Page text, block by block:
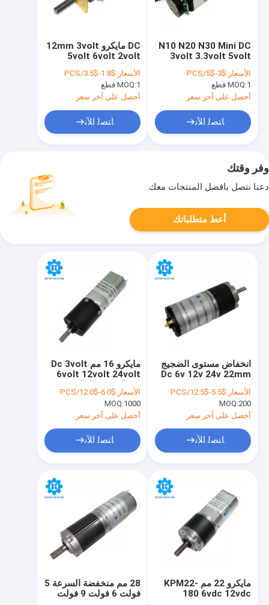
DC مايكرو 12mm 3volt
5volt 6volt 2volt
24volt n10 n20 n30
all-metal gearmotor
الأسعار:$1.8-$3.5/PCS
MOQ:1 قطع
أحصل على آخر سعر
ﺎﺘﺼﻟ ﺍﻶﻧ
N10 N20 N30 Mini DC
3volt 3.3volt 5volt
6volt 12volt 24volt
تخفيض علبة التروس مع
التشفير
الأسعار:$3-$5/PCS
MOQ:1 قطع
أحصل على آخر سعر
ﺎﺘﺼﻟ ﺍﻶﻧ
وفر وقتك
دعنا نتصل بأفضل المنتجات معك.
أعط متطلباتك
مايكرو 16 مم Dc 3volt
6volt 12volt 24volt
3mm D-Shaft
الأسعار:$6.0-$12.0/PCS
MOQ:1000
أحصل على آخر سعر
ﺎﺘﺼﻟ ﺍﻶﻧ
انخفاض مستوى الضجيج
Dc 6v 12v 24v 22mm
Motor للمنتجات الذكية
الأسعار:$5.5-$12.5/PCS
MOQ:200
أحصل على آخر سعر
ﺎﺘﺼﻟ ﺍﻶﻧ
28 مم منخفضة السرعة 5
فولت 6 فولت 9 فولت
مايكرو 22 مم KPM22-
180 6vdc 12vdc